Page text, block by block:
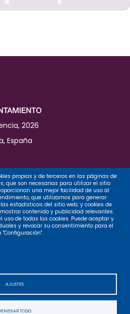
2026
España
propias y de terceros en las páginas de
que son necesarias para utilizar el sitio
una mejor facilidad de uso al
que utilizamos para generar
estadísticas del sitio web; y cookies de
contenido y publicidad relevantes.
el uso de todas las cookies. Puede aceptar y
y revocar su consentimiento para el
AJUSTES
TODO